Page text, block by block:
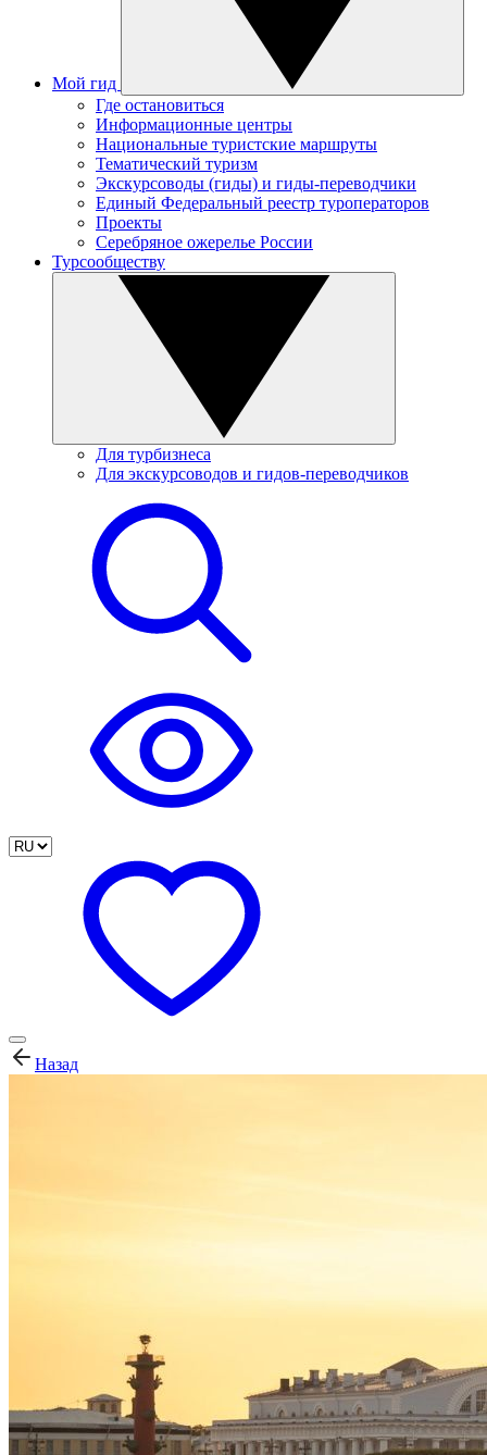
Мой гид
Где остановиться
Информационные центры
Национальные туристские маршруты
Тематический туризм
Экскурсоводы (гиды) и гиды-переводчики
Единый Федеральный реестр туроператоров
Проекты
Серебряное ожерелье России
Турсообществу
Для турбизнеса
Для экскурсоводов и гидов-переводчиков
Назад